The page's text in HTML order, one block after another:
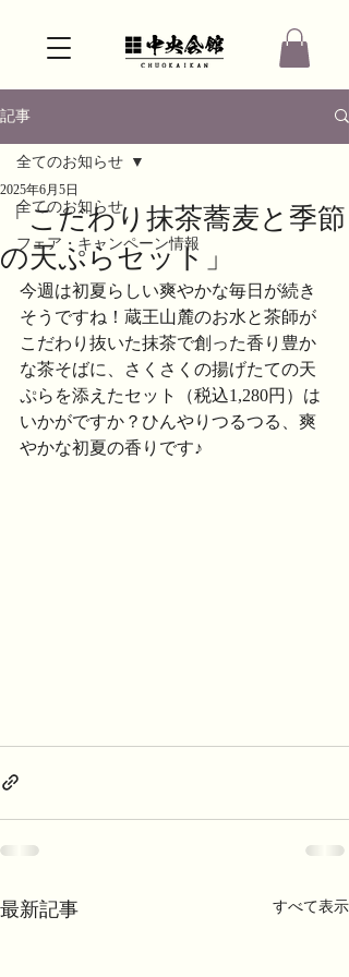
記事
全てのお知らせ
フェア・キャンペーン情報
全てのお知らせ
「こだわり抹茶蕎麦と季節
の天ぷらセット」
2025年6月5日
今週は初夏らしい爽やかな毎日が続き
そうですね！蔵王山麓のお水と茶師が
こだわり抜いた抹茶で創った香り豊か
な茶そばに、さくさくの揚げたての天
ぷらを添えたセット（税込1,280円）は
いかがですか？ひんやりつるつる、爽
やかな初夏の香りです♪
最新記事 すべて表示